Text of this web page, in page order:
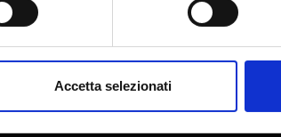
momento dalla Dichiarazione sui cookie.
Accetta selezionati